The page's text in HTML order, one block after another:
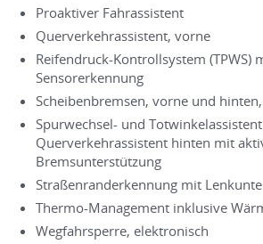
Proaktiver Fahrassistent
Querverkehrassistent, vorne
Reifendruck-Kontrollsystem (TPWS)
Sensorerkennung
Scheibenbremsen, vorne und
Spurwechsel- und
Querverkehrassistent hinten mit
Bremsunterstützung
Straßenranderkennung mit
Thermo-Management inklusive
Wegfahrsperre, elektronisch